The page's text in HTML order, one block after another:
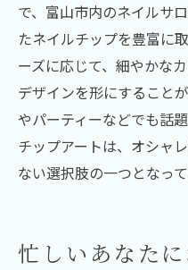
で、富山市内のネイルサ
たネイルチップを豊富に
ーズに応じて、細やかな
デザインを形にすること
やパーティーなどでも話
チップアートは、オシャ
ない選択肢の一つとなって
忙しいあなた